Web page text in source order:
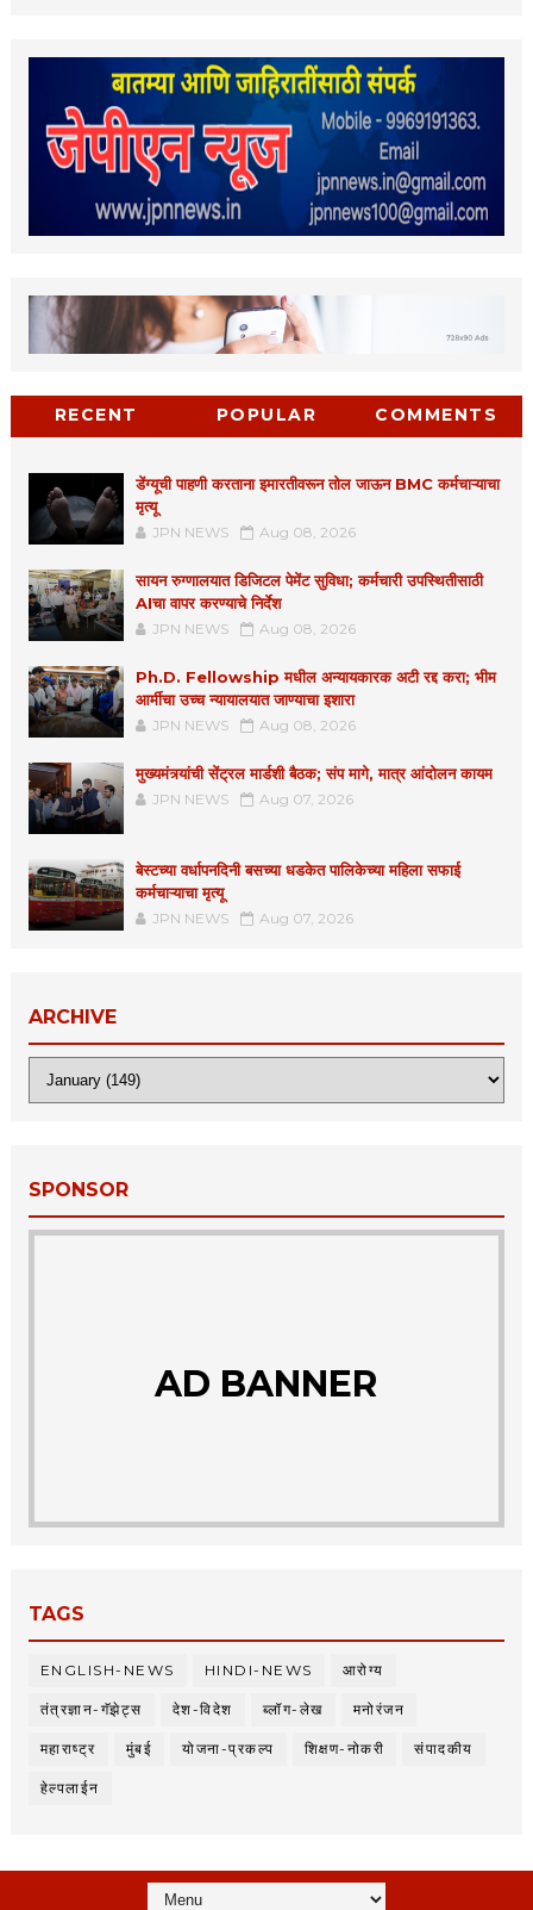
RECENT POPULAR COMMENTS
डेंग्यूची पाहणी करताना इमारतीवरून तोल जाऊन BMC कर्मचाऱ्याचा
मृत्यू
JPN NEWS Aug 08, 2026
सायन रुग्णालयात डिजिटल पेमेंट सुविधा; कर्मचारी उपस्थितीसाठी
AIचा वापर करण्याचे निर्देश
JPN NEWS Aug 08, 2026
Ph.D. Fellowship मधील अन्यायकारक अटी रद्द करा; भीम
आर्मीचा उच्च न्यायालयात जाण्याचा इशारा
JPN NEWS Aug 08, 2026
मुख्यमंत्र्यांची सेंट्रल मार्डशी बैठक; संप मागे, मात्र आंदोलन कायम
JPN NEWS Aug 07, 2026
बेस्टच्या वर्धापनदिनी बसच्या धडकेत पालिकेच्या महिला सफाई
कर्मचाऱ्याचा मृत्यू
JPN NEWS Aug 07, 2026
ARCHIVE
SPONSOR
AD BANNER
TAGS
ENGLISH-NEWS HINDI-NEWS आरोग्य
तंत्रज्ञान-गॅझेट्स देश-विदेश ब्लॉग-लेख मनोरंजन
महाराष्ट्र मुंबई योजना-प्रकल्प शिक्षण-नोकरी संपादकीय
हेल्पलाईन